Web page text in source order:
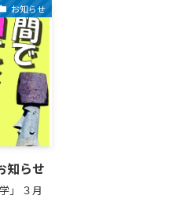
お知らせ
知らせ
」 ３月